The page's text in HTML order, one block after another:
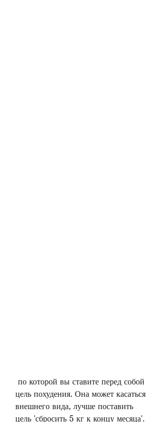
цель похудения. Она может касаться
внешнего вида, лучше поставить
цель 'сбросить 5 кг к концу месяца'.